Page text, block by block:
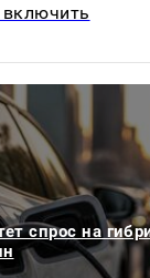
включить
спрос на